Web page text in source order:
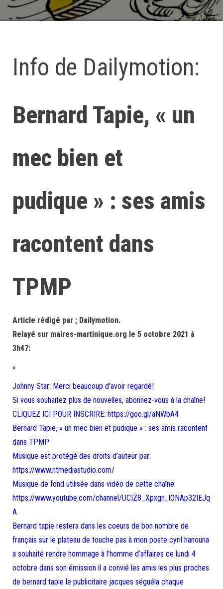
Info de Dailymotion:
Bernard Tapie, « un
mec bien et
pudique » : ses amis
racontent dans
TPMP
Article rédigé par ; Dailymotion.
Relayé sur maires-martinique.org le 5 octobre 2021 à
3h47:
«
Johnny Star: Merci beaucoup d’avoir regardé!
Si vous souhaitez plus de nouvelles, abonnez-vous à la chaîne!
CLIQUEZ ICI POUR INSCRIRE: https://goo.gl/aNWbA4
Bernard Tapie, « un mec bien et pudique » : ses amis racontent
dans TPMP
Musique est protégé des droits d’auteur par:
https://www.ntmediastudio.com/
Musique de fond utilisée dans vidéo de cette chaîne:
https://www.youtube.com/channel/UCIZ8_Xpxgn_lONAp32IEJq
A
Bernard tapie restera dans les coeurs de bon nombre de
français sur le plateau de touche pas à mon poste cyril hanouna
a souhaité rendre hommage à l’homme d’affaires ce lundi 4
octobre dans son émission il a convié les amis les plus proches
de bernard tapie le publicitaire jacques séguéla chaque